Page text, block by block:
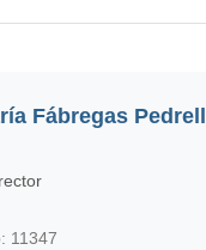
Fábregas Pedrell
11347